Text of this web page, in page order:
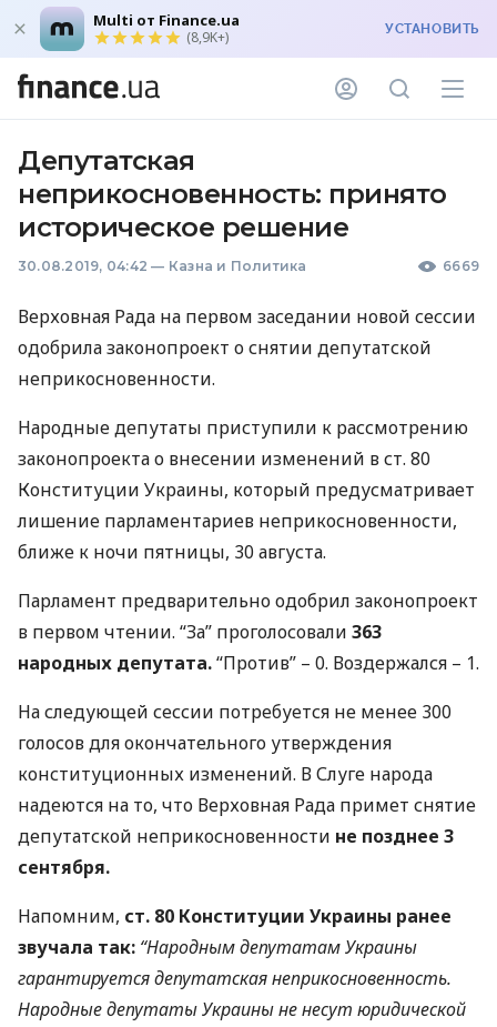
Multi от Finance.ua
(8,9K+) УСТАНОВИТЬ
Депутатская
неприкосновенность: принято
историческое решение
30.08.2019, 04:42 — Казна и Политика 6669
Верховная Рада на первом заседании новой сессии
одобрила законопроект о снятии депутатской
неприкосновенности.
Народные депутаты приступили к рассмотрению
законопроекта о внесении изменений в ст. 80
Конституции Украины, который предусматривает
лишение парламентариев неприкосновенности,
ближе к ночи пятницы, 30 августа.
Парламент предварительно одобрил законопроект
в первом чтении. “За” проголосовали 363
народных депутата.“Против” – 0. Воздержался – 1.
На следующей сессии потребуется не менее 300
голосов для окончательного утверждения
конституционных изменений. В Слуге народа
надеются на то, что Верховная Рада примет снятие
депутатской неприкосновенности не позднее 3
сентября.
Напомним, ст. 80 Конституции Украины ранее
звучала так: “Народным депутатам Украины
гарантируется депутатская неприкосновенность.
Народные депутаты Украины не несут юридической